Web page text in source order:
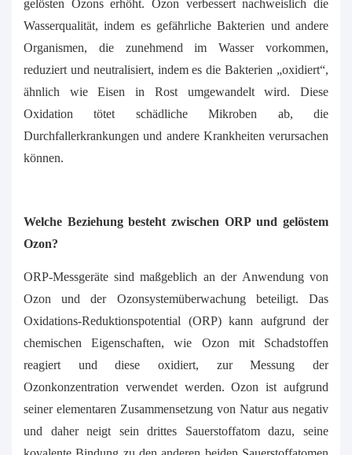
gelösten Ozons erhöht. Ozon verbessert nachweislich die
Wasserqualität, indem es gefährliche Bakterien und andere
Organismen, die zunehmend im Wasser vorkommen,
reduziert und neutralisiert, indem es die Bakterien „oxidiert“,
ähnlich wie Eisen in Rost umgewandelt wird. Diese
Oxidation tötet schädliche Mikroben ab, die
Durchfallerkrankungen und andere Krankheiten verursachen
können.
Welche Beziehung besteht zwischen ORP und gelöstem
Ozon?
ORP-Messgerätesind maßgeblich an der Anwendung von
Ozon und der Ozonsystemüberwachung beteiligt. Das
Oxidations-Reduktionspotential (ORP) kann aufgrund der
chemischen Eigenschaften, wie Ozon mit Schadstoffen
reagiert und diese oxidiert, zur Messung der
Ozonkonzentration verwendet werden. Ozon ist aufgrund
seiner elementaren Zusammensetzung von Natur aus negativ
und daher neigt sein drittes Sauerstoffatom dazu, seine